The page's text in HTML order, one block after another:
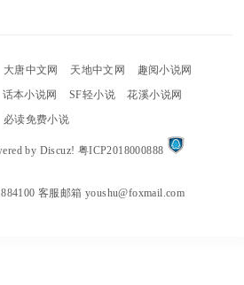
大唐中文网 天地中文网
趣阅小说网
话本小说网 SF轻小说
花溪小说网
必读免费小说
by Discuz! 粤ICP2018000888
客服邮箱 youshu@foxmail.com